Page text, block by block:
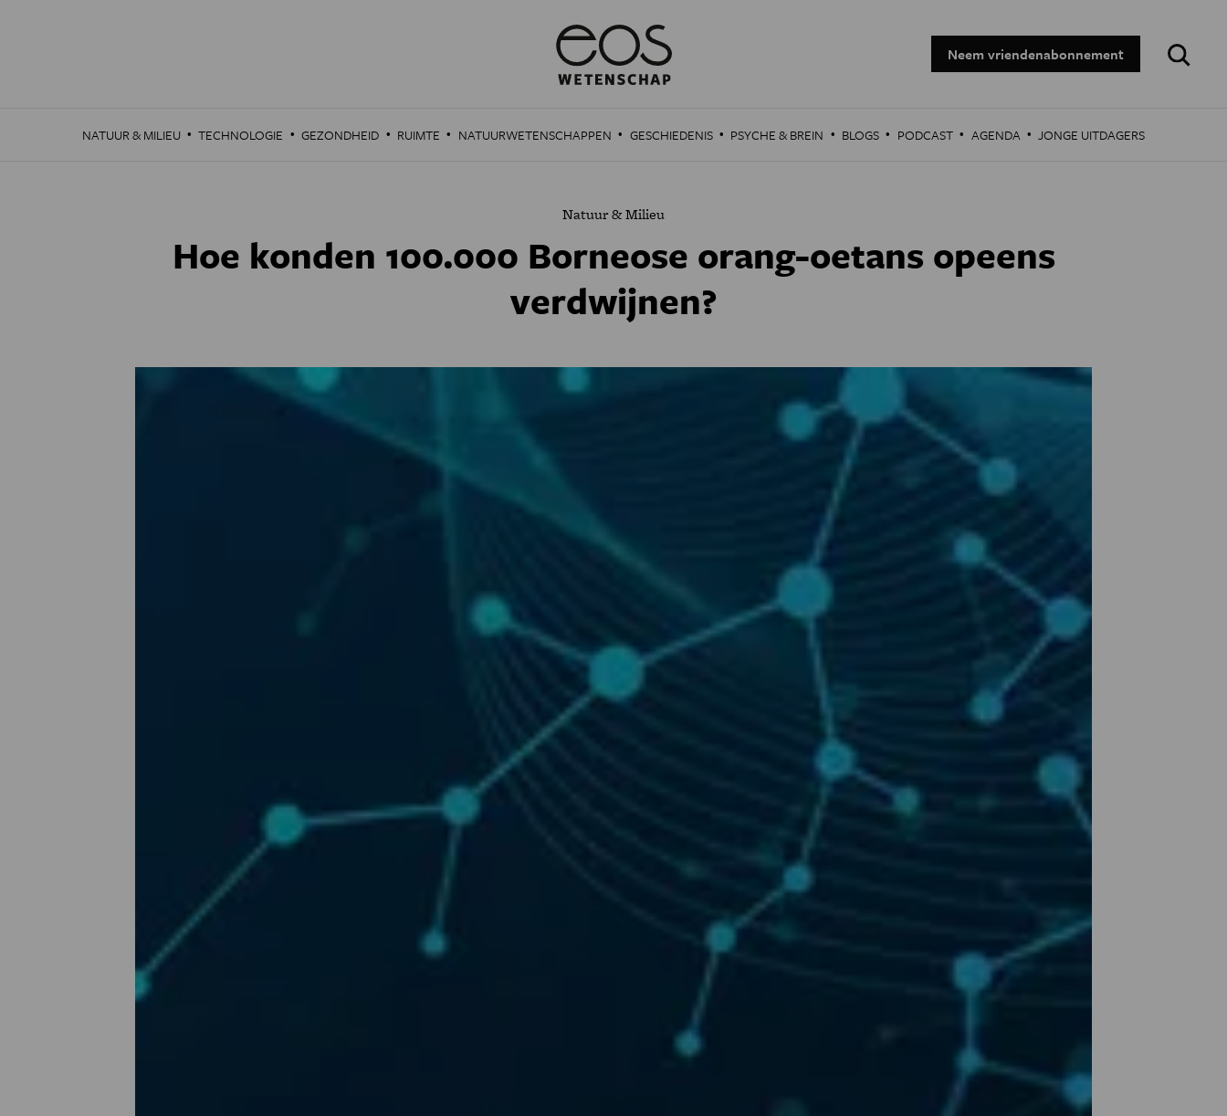
Neem vriendenabonnement
Zoeken:
NATUUR & MILIEU · TECHNOLOGIE · GEZONDHEID · RUIMTE · NATUURWETENSCHAPPEN · GESCHIEDENIS · PSYCHE & BREIN · BLOGS · PODCAST · AGENDA · JONGE UITDAGERS
Natuur & Milieu
Hoe konden 100.000 Borneose orang-oetans opeens
verdwijnen?